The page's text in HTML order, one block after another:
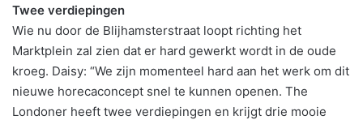
Twee verdiepingen
Wie nu door de Blijhamsterstraat loopt richting het
Marktplein zal zien dat er hard gewerkt wordt in de oude
kroeg. Daisy: “We zijn momenteel hard aan het werk om dit
nieuwe horecaconcept snel te kunnen openen. The
Londoner heeft twee verdiepingen en krijgt drie mooie